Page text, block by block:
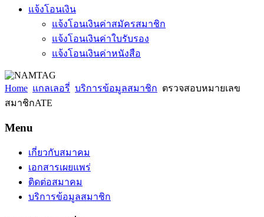
แจ้งโอนเงิน
แจ้งโอนเงินค่าสมัครสมาชิก
แจ้งโอนเงินค่าใบรับรอง
แจ้งโอนเงินค่าหนังสือ
Home แกลเลอรี่ บริการข้อมูลสมาชิก ตรวจสอบหมายเลข
สมาชิกATE
Menu
เกี่ยวกับสมาคม
เอกสารเผยแพร่
ติดต่อสมาคม
บริการข้อมูลสมาชิก